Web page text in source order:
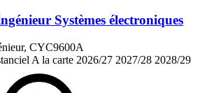
Systèmes électroniques
CYC9600A
A la carte 2026/27 2027/28 2028/29